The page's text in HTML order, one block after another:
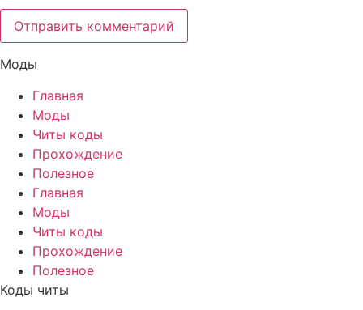
Моды
Главная
Моды
Читы коды
Прохождение
Полезное
Главная
Моды
Читы коды
Прохождение
Полезное
Коды читы